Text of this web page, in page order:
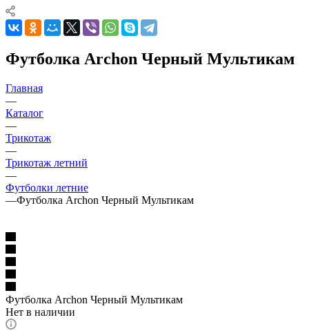
Футболка Archon Черный Мультикам
Главная
—
Каталог
—
Трикотаж
—
Трикотаж летний
—
Футболки летние
—Футболка Archon Черный Мультикам
Футболка Archon Черный Мультикам
Нет в наличии